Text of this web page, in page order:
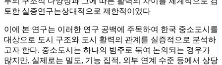
토한 실증연구는상대적으로 제한적이었다
이에 본 연구는 이러한 연구 공백에 주목하여 한국 중소도시를
대상으로 도시 구조와 도시 활력의 관계를 실증적으로 분석하
고자 한다. 중소도시는 하나의 범주로 묶여 논의되는 경우가
많지만, 실제로는 밀도, 기능 집적, 외부 연계 수준 등에서 상당